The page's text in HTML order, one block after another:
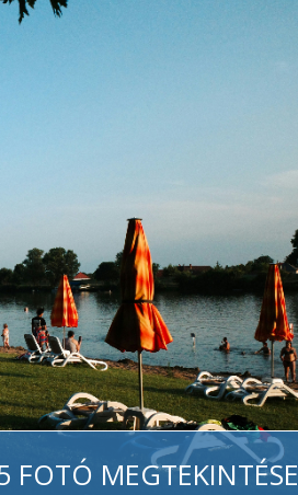
FOTÓ MEGTEKINTÉSE